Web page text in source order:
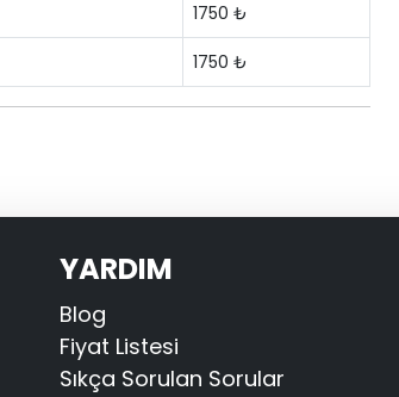
1750 ₺
1750 ₺
YARDIM
Blog
Fiyat Listesi
Sıkça Sorulan Sorular